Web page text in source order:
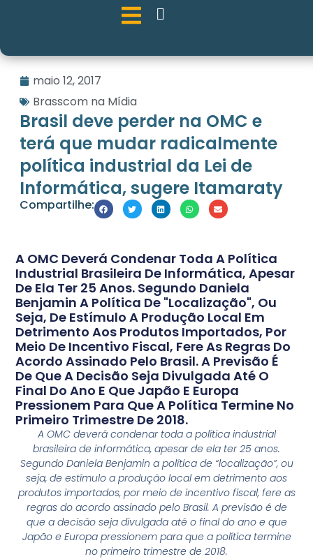
maio 12, 2017
Brasscom na Mídia
Brasil deve perder na OMC e
terá que mudar radicalmente
política industrial da Lei de
Informática, sugere Itamaraty
Compartilhe:
A OMC Deverá Condenar Toda A Política
Industrial Brasileira De Informática, Apesar
De Ela Ter 25 Anos. Segundo Daniela
Benjamin A Política De "localização", Ou
Seja, De Estímulo A Produção Local Em
Detrimento Aos Produtos Importados, Por
Meio De Incentivo Fiscal, Fere As Regras Do
Acordo Assinado Pelo Brasil. A Previsão É
De Que A Decisão Seja Divulgada Até O
Final Do Ano E Que Japão E Europa
Pressionem Para Que A Política Termine No
Primeiro Trimestre De 2018.
A OMC deverá condenar toda a política industrial
brasileira de informática, apesar de ela ter 25 anos.
Segundo Daniela Benjamin a política de “localização”, ou
seja, de estímulo a produção local em detrimento aos
produtos importados, por meio de incentivo fiscal, fere as
regras do acordo assinado pelo Brasil. A previsão é de
que a decisão seja divulgada até o final do ano e que
Japão e Europa pressionem para que a política termine
no primeiro trimestre de 2018.